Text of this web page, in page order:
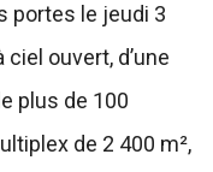
portes le jeudi 3
ouvert, d’une
plus de 100
de 2 400 m²,